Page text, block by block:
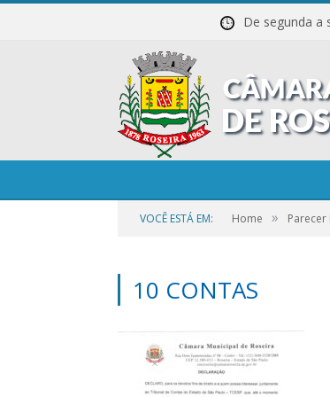
De segunda
VOCÊ ESTÁ EM: Home » Parecer
10 CONTAS